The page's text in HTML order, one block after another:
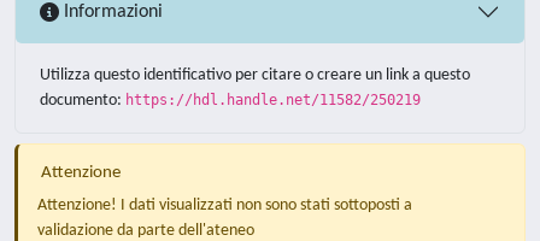
Informazioni
Utilizza questo identificativo per citare o creare un link a questo
documento: https://hdl.handle.net/11582/250219
Attenzione
Attenzione! I dati visualizzati non sono stati sottoposti a
validazione da parte dell'ateneo